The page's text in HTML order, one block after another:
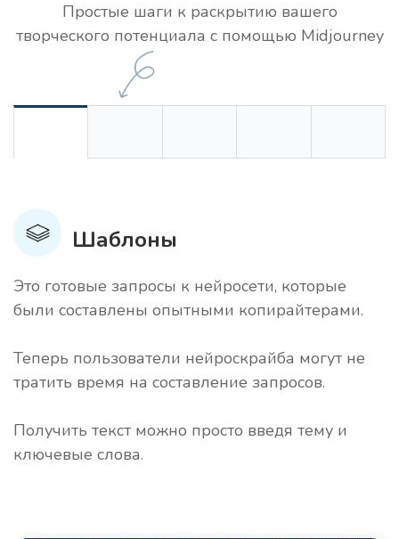
Простые шаги к раскрытию вашего
творческого потенциала с помощью Midjourney
Шаблоны
Это готовые запросы к нейросети, которые
были составлены опытными копирайтерами.
Теперь пользователи нейроскрайба могут не
тратить время на составление запросов.
Получить текст можно просто введя тему и
ключевые слова.